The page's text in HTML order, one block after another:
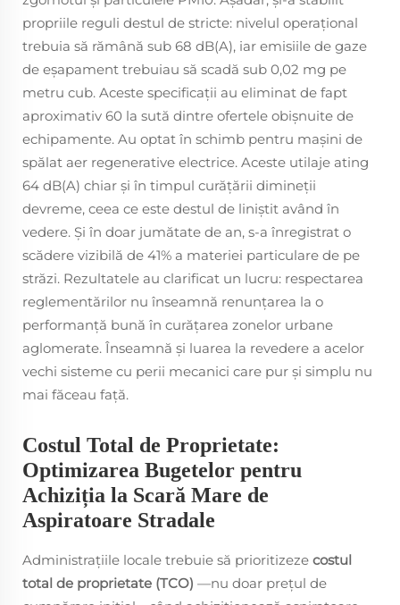
propriile reguli destul de stricte: nivelul operațional
trebuia să rămână sub 68 dB(A), iar emisiile de gaze
de eșapament trebuiau să scadă sub 0,02 mg pe
metru cub. Aceste specificații au eliminat de fapt
aproximativ 60 la sută dintre ofertele obișnuite de
echipamente. Au optat în schimb pentru mașini de
spălat aer regenerative electrice. Aceste utilaje ating
64 dB(A) chiar și în timpul curățării dimineții
devreme, ceea ce este destul de liniștit având în
vedere. Și în doar jumătate de an, s-a înregistrat o
scădere vizibilă de 41% a materiei particulare de pe
străzi. Rezultatele au clarificat un lucru: respectarea
reglementărilor nu înseamnă renunțarea la o
performanță bună în curățarea zonelor urbane
aglomerate. Înseamnă și luarea la revedere a acelor
vechi sisteme cu perii mecanici care pur și simplu nu
mai făceau față.
Costul Total de Proprietate:
Optimizarea Bugetelor pentru
Achiziția la Scară Mare de
Aspiratoare Stradale
Administrațiile locale trebuie să prioritizeze costul
total de proprietate (TCO) —nu doar prețul de